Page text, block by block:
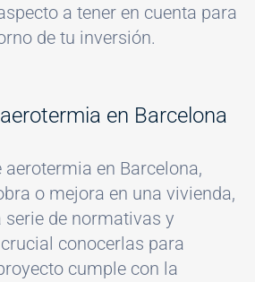
a tener en cuenta para
de tu inversión.
en Barcelona
en Barcelona,
o mejora en una vivienda,
serie de normativas y
conocerlas para
cumple con la